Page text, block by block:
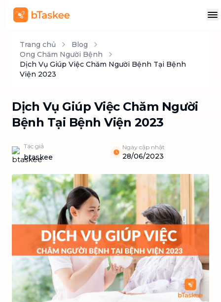
Trang chủ
Blog
Ong Chăm Người Bệnh
Dịch Vụ Giúp Việc Chăm Người Bệnh Tại Bệnh
Viện 2023
Dịch Vụ Giúp Việc Chăm Người
Bệnh Tại Bệnh Viện 2023
Tác giả
btaskee
Ngày cập nhật
28/06/2023